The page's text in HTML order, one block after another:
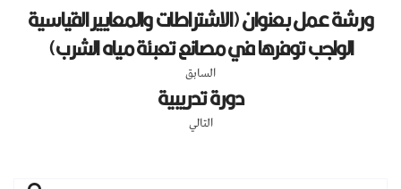
ورشة عمل بعنوان (الاشتراطات والمعايير القياسية
الواجب توفرها في مصانع تعبئة مياه الشرب)
السابق
دورة تدريبية
التالي